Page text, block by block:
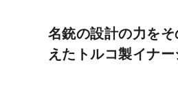
名銃の設計の力を
えたトルコ製イナ